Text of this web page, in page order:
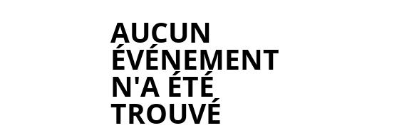
AUCUN
ÉVÉNEMENT
N'A ÉTÉ
TROUVÉ